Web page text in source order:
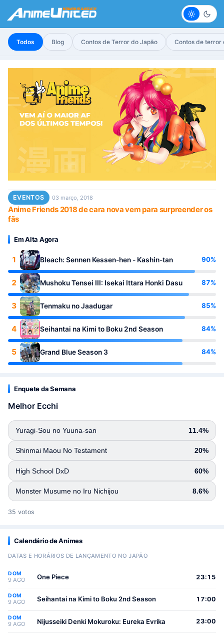
Claro
Todos Blog Contos de Terror do Japão Contos de terror
EVENTOS 03 março, 2018
Anime Friends 2018 de cara nova vem para surpreender os
fãs
Em Alta Agora
1 Bleach: Sennen Kessen-hen - Kashin-tan 90%
2 Mushoku Tensei III: Isekai Ittara Honki Dasu 87%
3 Tenmaku no Jaadugar 85%
4 Seihantai na Kimi to Boku 2nd Season 84%
5 Grand Blue Season 3 84%
Enquete da Semana
Melhor Ecchi
Yuragi-Sou no Yuuna-san 11.4%
Shinmai Maou No Testament 20%
High School DxD 60%
Monster Musume no Iru Nichijou 8.6%
35 votos
Calendário de Animes
DATAS E HORÁRIOS DE LANÇAMENTO NO JAPÃO
DOM
9 AGO One Piece 23:15
DOM
9 AGO Seihantai na Kimi to Boku 2nd Season 17:00
DOM
9 AGO Nijusseiki Denki Mokuroku: Eureka Evrika 23:00